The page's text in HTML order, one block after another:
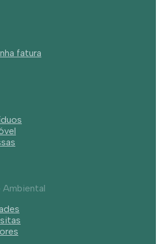
fatura